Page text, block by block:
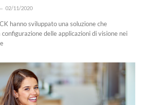
02/11/2020
hanno sviluppato una soluzione che
delle applicazioni di visione nei